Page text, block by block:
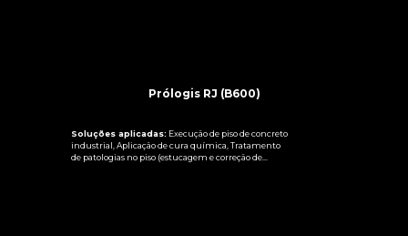
Prólogis RJ (B600)
Soluções aplicadas: Execução de piso de concreto
industrial, Aplicação de cura química, Tratamento
de patologias no piso (estucagem e correção de